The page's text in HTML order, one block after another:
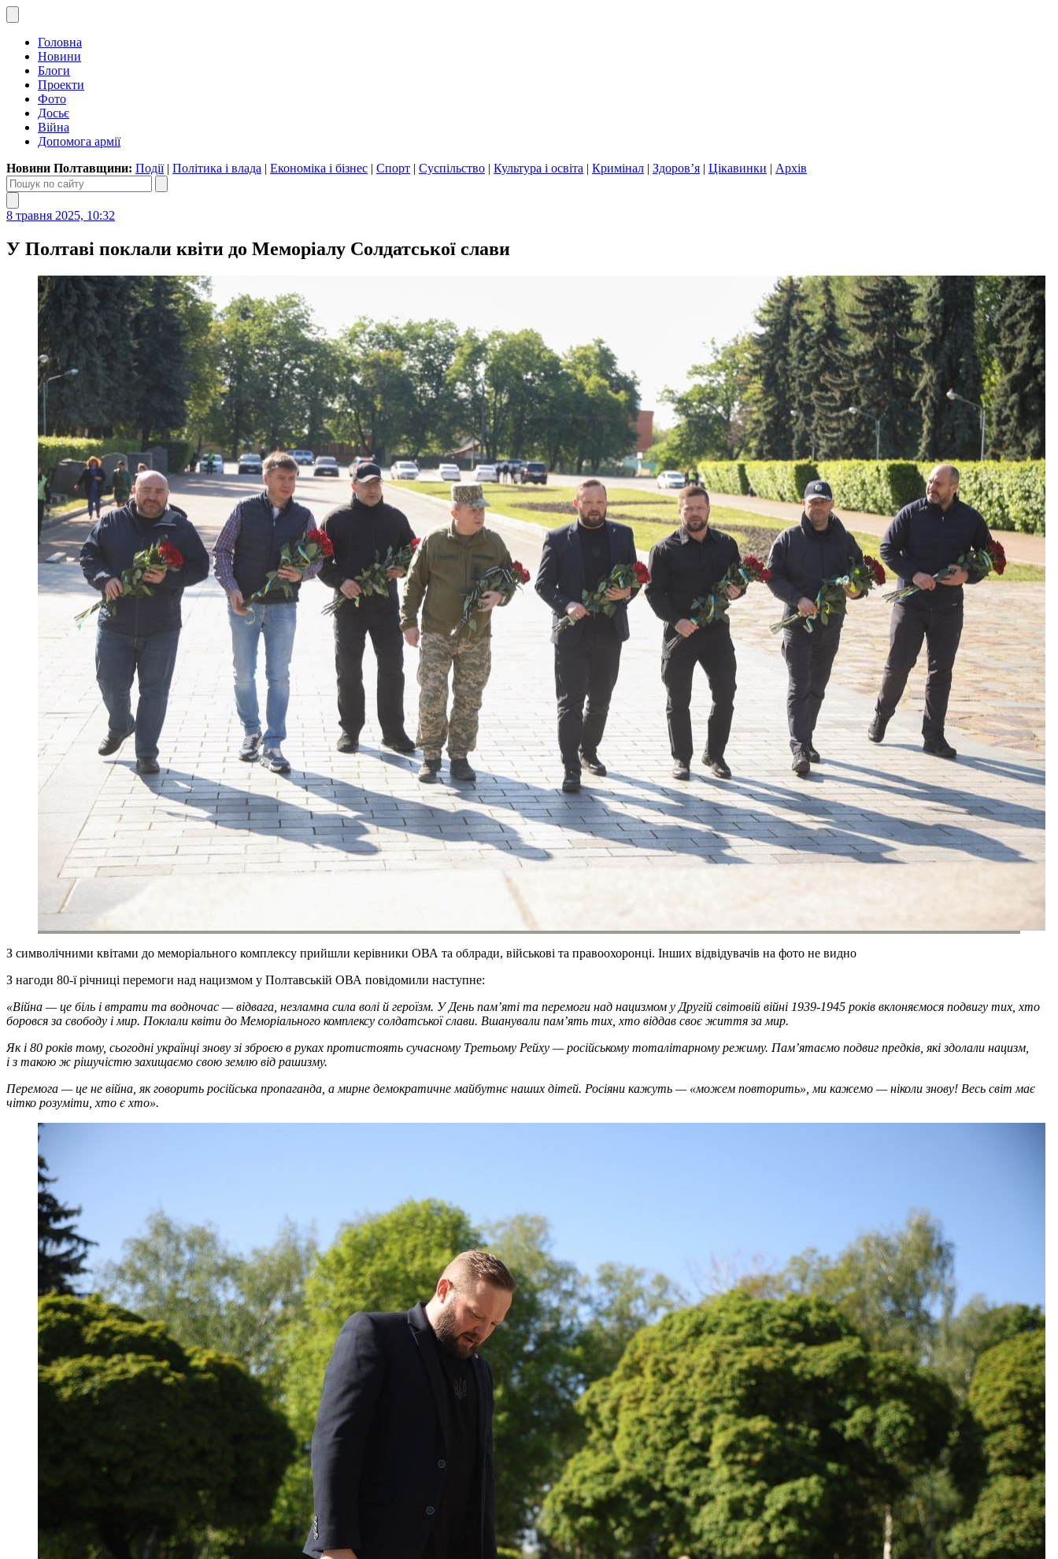
Головна
Новини
Блоги
Проекти
Фото
Досьє
Війна
Допомога армії
Новини Полтавщини: Події| Політика і влада | Економіка і бізнес | Спорт | Суспільство | Культура і освіта | Кримінал | Здоров’я | Цікавинки | Архів
8 травня 2025, 10:32
У Полтаві поклали квіти до Меморіалу Солдатської слави
З символічними квітами до меморіального комплексу прийшли керівники ОВА та облради, військові та правоохоронці. Інших відвідувачів на фото не видно
З нагоди 80-ї річниці перемоги над нацизмом у Полтавській ОВА повідомили наступне:
«Війна — це біль і втрати та водночас — відвага, незламна сила волі й героїзм. У День пам’яті та перемоги над нацизмом у Другій світовій війні 1939-1945 років вклоняємося подвигу тих, хто
боровся за свободу і мир. Поклали квіти до Меморіального комплексу солдатської слави. Вшанували пам’ять тих, хто віддав своє життя за мир.
Як і 80 років тому, сьогодні українці знову зі зброєю в руках протистоять сучасному Третьому Рейху — російському тоталітарному режиму. Пам’ятаємо подвиг предків, які здолали нацизм,
і з такою ж рішучістю захищаємо свою землю від рашизму.
Перемога — це не війна, як говорить російська пропаганда, а мирне демократичне майбутнє наших дітей. Росіяни кажуть — «можем повторить», ми кажемо — ніколи знову! Весь світ має
чітко розуміти, хто є хто».